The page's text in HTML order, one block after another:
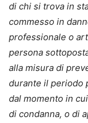
di chi si trova in
commesso in
professionale o
persona
alla misura di
durante il periodo
dal momento in
di condanna, o di